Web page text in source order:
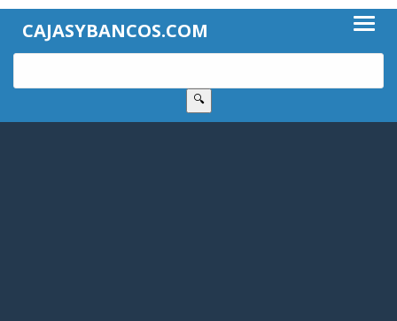
CAJASYBANCOS.COM
🔍